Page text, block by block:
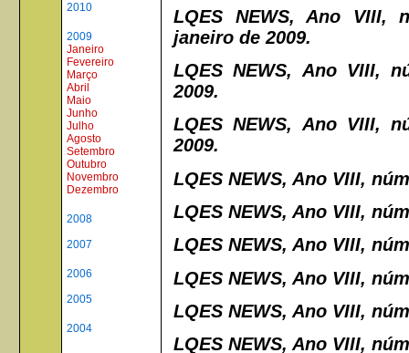
2010
2009
Janeiro
Fevereiro
Março
Abril
Maio
Junho
Julho
Agosto
Setembro
Outubro
Novembro
Dezembro
2008
2007
2006
2005
2004
LQES NEWS, Ano VIII,
janeiro de 2009.
LQES NEWS, Ano VIII,
2009.
LQES NEWS, Ano VIII,
2009.
LQES NEWS, Ano VIII,
LQES NEWS, Ano VIII,
LQES NEWS, Ano VIII,
LQES NEWS, Ano VIII,
LQES NEWS, Ano VIII,
LQES NEWS, Ano VIII,